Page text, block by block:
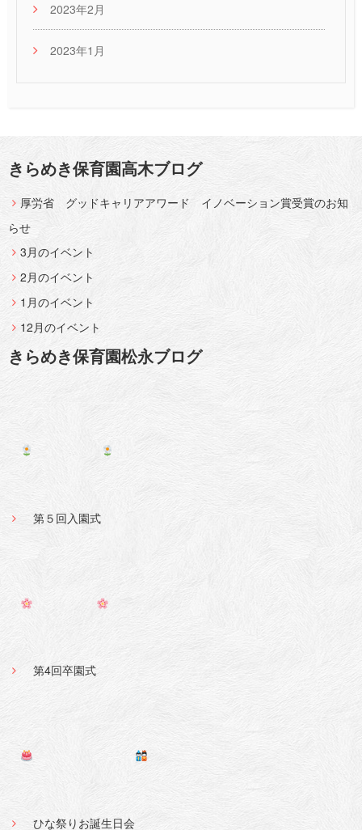
2023年2月
2023年1月
きらめき保育園高木ブログ
厚労省 グッドキャリアアワード イノベーション賞受賞のお知
らせ
3月のイベント
2月のイベント
1月のイベント
12月のイベント
きらめき保育園松永ブログ
第５回入園式
第4回卒園式
ひな祭りお誕生日会